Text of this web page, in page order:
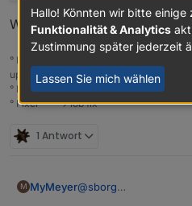
javascript.1
2024-06-01 01:03:00.083
Was muss ich da machen?
° Node.js & System Update ---> sudo
upgrade
° Node.js Fixer ---> iob nodejs-update
° Fixer ---> iob fix
1 Antwort
M MyMeyer@sborg
Hallo! Könnten wir bitte
Funktionalität & Analytics
Zustimmung später jederzeit
Lassen Sie mich wählen